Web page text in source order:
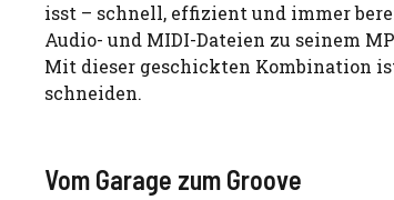
isst – schnell, effizient und immer
Audio- und MIDI-Dateien zu seinem
Mit dieser geschickten Kombination
schneiden.
Vom Garage zum Groove